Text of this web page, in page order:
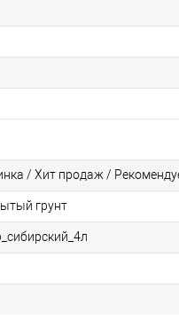
/ Хит продаж /
грунт